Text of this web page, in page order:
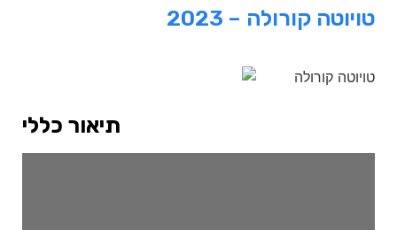
טויוטה קורולה – 2023
תיאור כללי